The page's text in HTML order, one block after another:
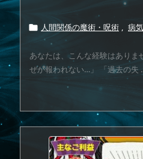
 人間関係の魔術・呪術 , 病
あなたは、こんな経験はありま
ぜか報われない…」 「過去の失